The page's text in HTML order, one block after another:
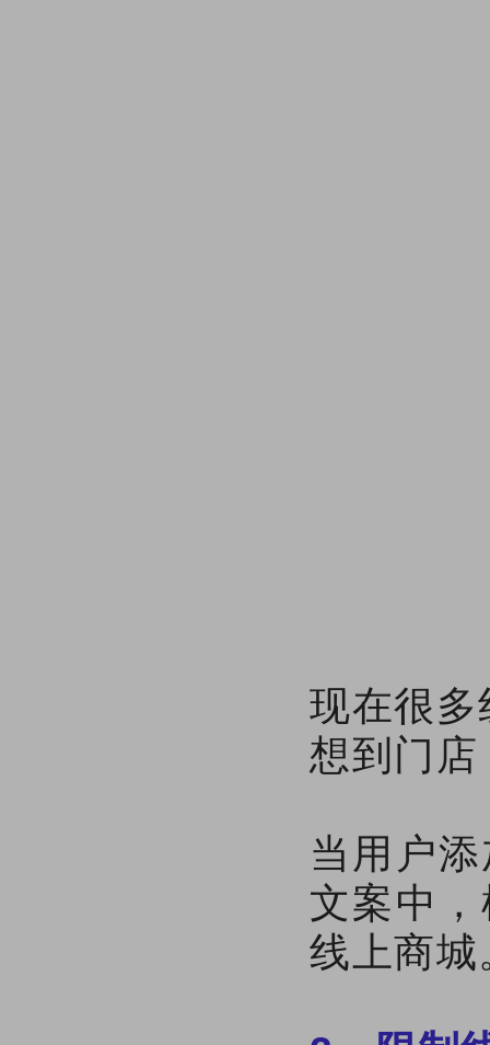
现在很
想到门
当用户
文案中
线上商城